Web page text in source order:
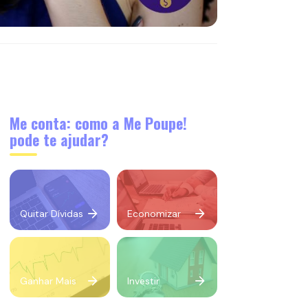
Me conta: como a Me Poupe!
pode te ajudar?
Quitar Dívidas Economizar
Ganhar Mais Investir